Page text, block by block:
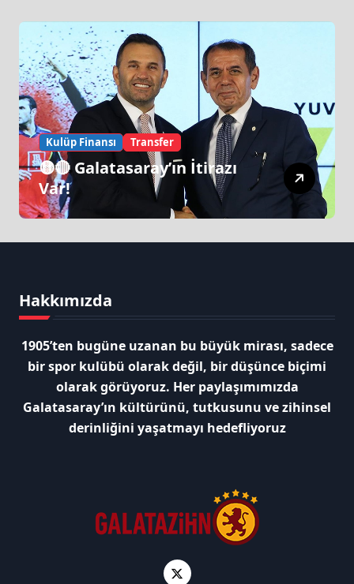
Kulüp Finansı Transfer
🟡🔴 Galatasaray’ın İtirazı
Var!
Hakkımızda
1905’ten bugüne uzanan bu büyük mirası, sadece
bir spor kulübü olarak değil, bir düşünce biçimi
olarak görüyoruz. Her paylaşımımızda
Galatasaray’ın kültürünü, tutkusunu ve zihinsel
derinliğini yaşatmayı hedefliyoruz